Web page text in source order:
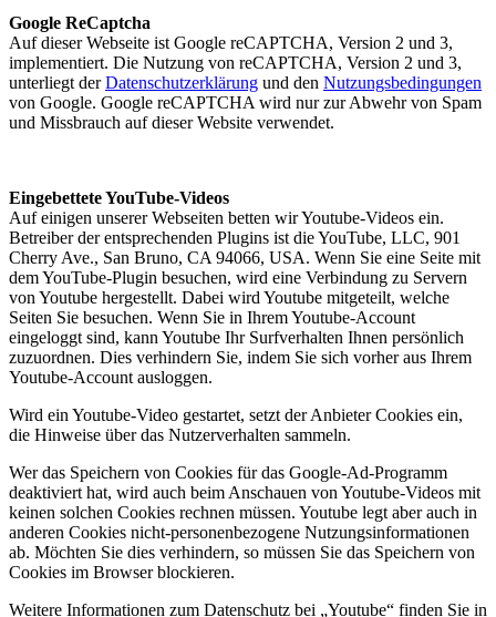
Google ReCaptcha
Auf dieser Webseite ist Google reCAPTCHA, Version 2 und 3,
implementiert. Die Nutzung von reCAPTCHA, Version 2 und 3,
unterliegt derDatenschutzerklärung und den Nutzungsbedingungen
von Google. Google reCAPTCHA wird nur zur Abwehr von Spam
und Missbrauch auf dieser Website verwendet.
Eingebettete YouTube-Videos
Auf einigen unserer Webseiten betten wir Youtube-Videos ein.
Betreiber der entsprechenden Plugins ist die YouTube, LLC, 901
Cherry Ave., San Bruno, CA 94066, USA. Wenn Sie eine Seite mit
dem YouTube-Plugin besuchen, wird eine Verbindung zu Servern
von Youtube hergestellt. Dabei wird Youtube mitgeteilt, welche
Seiten Sie besuchen. Wenn Sie in Ihrem Youtube-Account
eingeloggt sind, kann Youtube Ihr Surfverhalten Ihnen persönlich
zuzuordnen. Dies verhindern Sie, indem Sie sich vorher aus Ihrem
Youtube-Account ausloggen.
Wird ein Youtube-Video gestartet, setzt der Anbieter Cookies ein,
die Hinweise über das Nutzerverhalten sammeln.
Wer das Speichern von Cookies für das Google-Ad-Programm
deaktiviert hat, wird auch beim Anschauen von Youtube-Videos mit
keinen solchen Cookies rechnen müssen. Youtube legt aber auch in
anderen Cookies nicht-personenbezogene Nutzungsinformationen
ab. Möchten Sie dies verhindern, so müssen Sie das Speichern von
Cookies im Browser blockieren.
Weitere Informationen zum Datenschutz bei „Youtube“ finden Sie in